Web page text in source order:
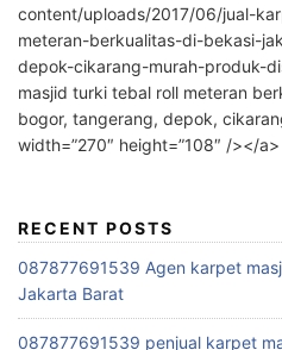
content/uploads/2017/06/jual-
meteran-berkualitas-di-bekasi-
depok-cikarang-murah-produk-
masjid turki tebal roll meteran
bogor, tangerang, depok,
width=”270″ height=”108″ /></a>
RECENT POSTS
087877691539 Agen karpet
Jakarta Barat
087877691539 penjual karpet